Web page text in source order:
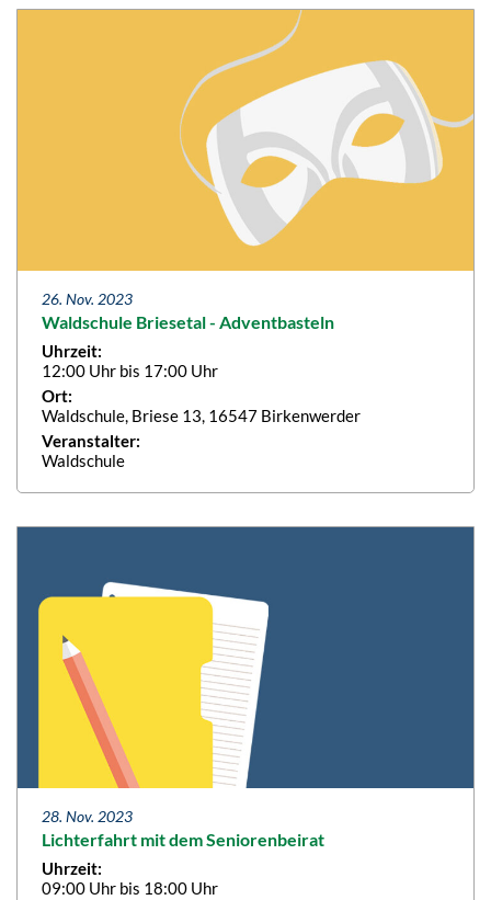
26. Nov. 2023
Waldschule Briesetal - Adventbasteln
Uhrzeit:
12:00 Uhr bis 17:00 Uhr
Ort:
Waldschule, Briese 13, 16547 Birkenwerder
Veranstalter:
Waldschule
28. Nov. 2023
Lichterfahrt mit dem Seniorenbeirat
Uhrzeit:
09:00 Uhr bis 18:00 Uhr